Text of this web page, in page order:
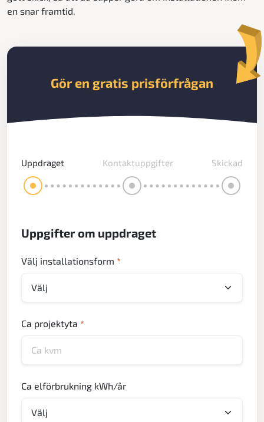
en snar framtid.
Gör en gratis prisförfrågan
Uppdraget Kontaktuppgifter Skickad
Uppgifter om uppdraget
Välj installationsform *
Ca projektyta *
Ca elförbrukning kWh/år